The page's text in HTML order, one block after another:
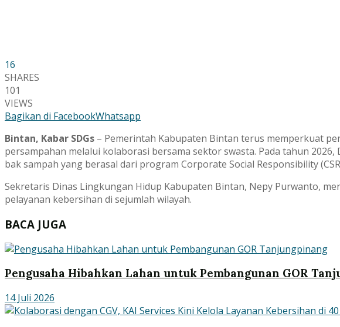
16
SHARES
101
VIEWS
Bagikan di FacebookWhatsapp
Bintan, Kabar SDGs – Pemerintah Kabupaten Bintan terus memperkuat
persampahan melalui kolaborasi bersama sektor swasta. Pada tahun
bak sampah yang berasal dari program Corporate Social Responsibility
Sekretaris Dinas Lingkungan Hidup Kabupaten Bintan, Nepy Purwanto,
pelayanan kebersihan di sejumlah wilayah.
BACA JUGA
Pengusaha Hibahkan Lahan untuk Pembangunan GOR
14 Juli 2026